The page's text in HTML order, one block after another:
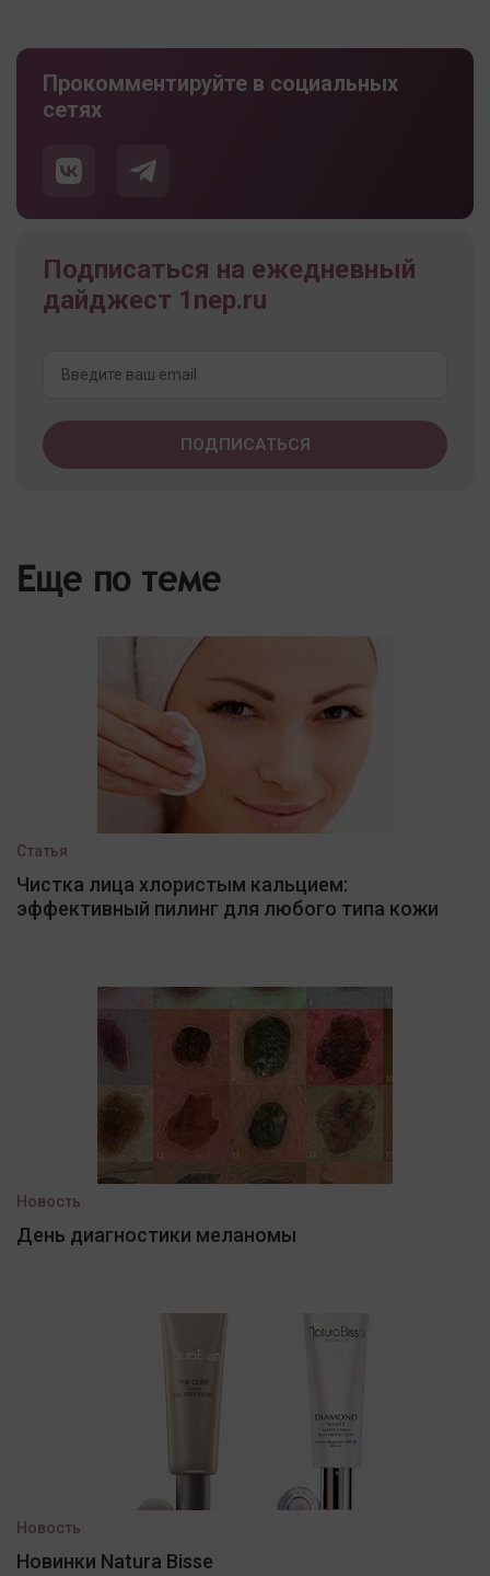
Прокомментируйте в социальных
сетях
Подписаться на ежедневный
дайджест 1nep.ru
Еще по теме
Статья
Чистка лица хлористым кальцием:
эффективный пилинг для любого типа кожи
Новость
День диагностики меланомы
Новость
Новинки Natura Bisse